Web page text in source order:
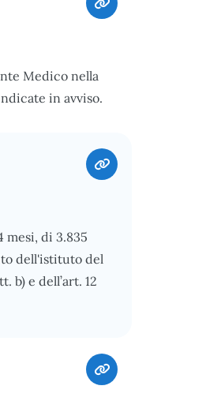
Medico nella
in avviso.
mesi, di 3.835
dell'istituto del
b) e dell’art. 12